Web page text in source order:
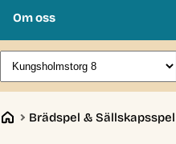
Om oss
Brädspel & Sällskapsspel